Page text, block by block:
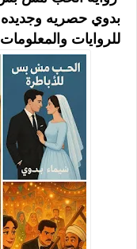
بدوي حصريه وجديده
للروايات والمعلومات